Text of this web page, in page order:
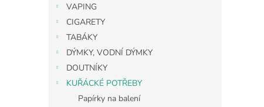
VAPING
CIGARETY
TABÁKY
DÝMKY, VODNÍ DÝMKY
DOUTNÍKY
KUŘÁCKÉ POTŘEBY
Papírky na balení